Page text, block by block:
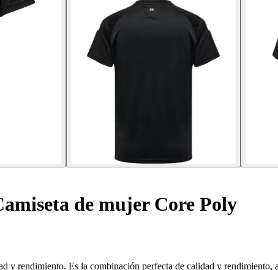
de mujer Core Poly
y rendimiento. Es la combinación perfecta de calidad y rendimiento,